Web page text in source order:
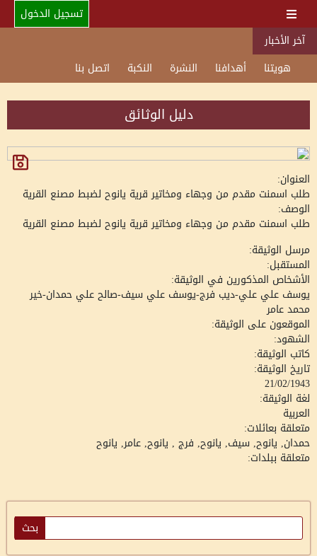
تسجيل الدخول
آخر الأخبار
هويتنا
أهدافنا النشرة النكبة اتصل بنا
دليل الوثائق
العنوان:
طلب اسمنت مقدم من وجهاء ومخاتير قرية يانوح لضبط مصنع القرية
الوصف:
طلب اسمنت مقدم من وجهاء ومخاتير قرية يانوح لضبط مصنع القرية
مرسل الوثيقة:
المستقبل:
الأشخاص المذكورين في الوثيقة:
يوسف علي علي-ديب فرج-يوسف علي سيف-صالح علي حمدان-خير
محمد عامر
الموقعون على الوثيقة:
الشهود:
كاتب الوثيقة:
تاريخ الوثيقة:
21/02/1943
لغة الوثيقة:
العربية
متعلقة بعائلات:
حمدان, يانوح سيف, يانوح فرج , يانوح عامر, يانوح
متعلقة ببلدات: